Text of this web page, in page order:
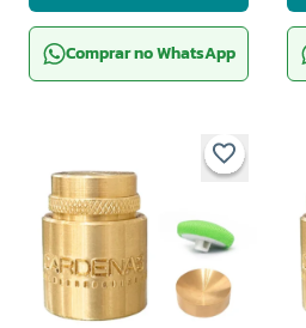
Comprar no WhatsApp